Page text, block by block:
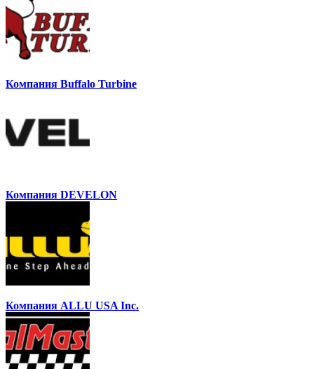
Компания Buffalo Turbine
Компания DEVELON
Компания ALLU USA Inc.